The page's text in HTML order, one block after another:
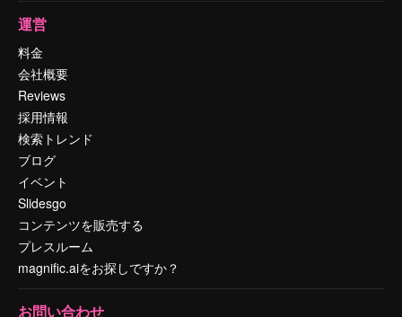
運営
料金
会社概要
Reviews
採用情報
検索トレンド
ブログ
イベント
Slidesgo
コンテンツを販売する
プレスルーム
magnific.aiをお探しですか？
お問い合わせ